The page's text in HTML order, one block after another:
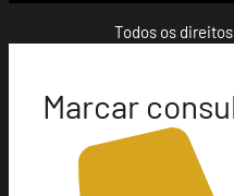
Todos os
Marcar